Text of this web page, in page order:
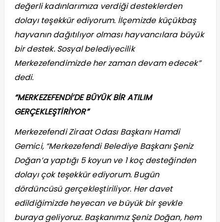
değerli kadınlarımıza verdiği desteklerden
dolayı teşekkür ediyorum. İlçemizde küçükbaş
hayvanın dağıtılıyor olması hayvancılara büyük
bir destek. Sosyal belediyecilik
Merkezefendimizde her zaman devam edecek”
dedi.
“MERKEZEFENDİ’DE BÜYÜK BİR ATILIM
GERÇEKLEŞTİRİYOR”
Merkezefendi Ziraat Odası Başkanı Hamdi
Gemici, “Merkezefendi Belediye Başkanı Şeniz
Doğan’a yaptığı 5 koyun ve 1 koç desteğinden
dolayı çok teşekkür ediyorum. Bugün
dördüncüsü gerçekleştiriliyor. Her davet
edildiğimizde heyecan ve büyük bir şevkle
buraya geliyoruz. Başkanımız Şeniz Doğan, hem